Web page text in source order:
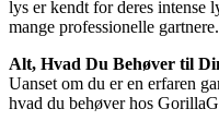
lys er kendt for deres intense
mange professionelle gartnere.
Alt, Hvad Du Behøver til
Uanset om du er en erfaren
hvad du behøver hos